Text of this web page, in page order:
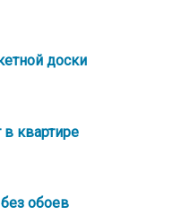
доски
квартире
обоев